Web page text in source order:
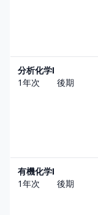
分析化学Ⅰ
1年次 後期
有機化学Ⅰ
1年次 後期